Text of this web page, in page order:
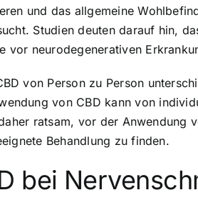
und das allgemeine
Studien deuten darauf hin,
vor neurodegenerativen
von Person zu Person
von CBD kann von
ratsam, vor der Anwendung
Behandlung zu finden.
bei